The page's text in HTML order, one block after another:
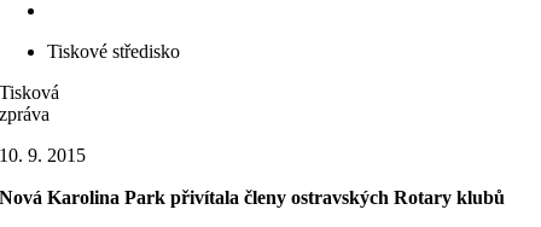
Tiskové středisko
Tisková
zpráva
10. 9. 2015
Nová Karolina Park přivítala členy ostravských Rotary klubů